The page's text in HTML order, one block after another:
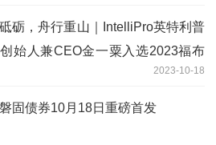
砺，舟行重山｜IntelliPro英特利普
始人兼CEO金一粟入选2023福布
2023-10-18
固债券10月18日重磅首发